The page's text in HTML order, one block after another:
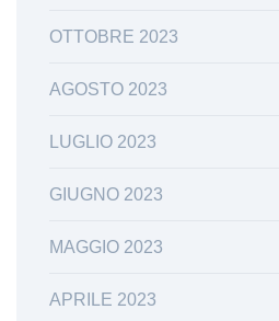
OTTOBRE 2023
AGOSTO 2023
LUGLIO 2023
GIUGNO 2023
MAGGIO 2023
APRILE 2023